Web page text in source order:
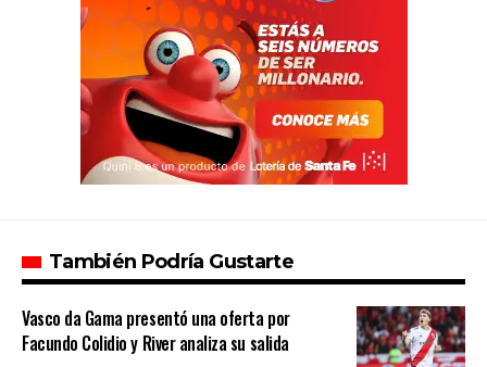
También Podría Gustarte
Vasco da Gama presentó una oferta por
Facundo Colidio y River analiza su salida